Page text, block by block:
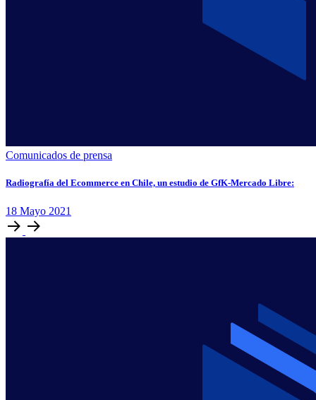
Comunicados de prensa
Radiografía del Ecommerce en Chile, un estudio de GfK-Mercado Libre:
18 Mayo 2021